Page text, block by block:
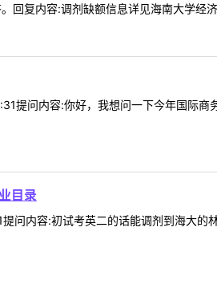
回复内容:调剂缺额信息详见海南大学经
问内容:你好，我想问一下今年国际商
目录
内容:初试考英二的话能调剂到海大的